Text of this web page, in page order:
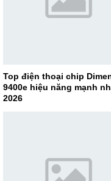
Top điện thoại chip
9400e hiệu năng mạnh
2026